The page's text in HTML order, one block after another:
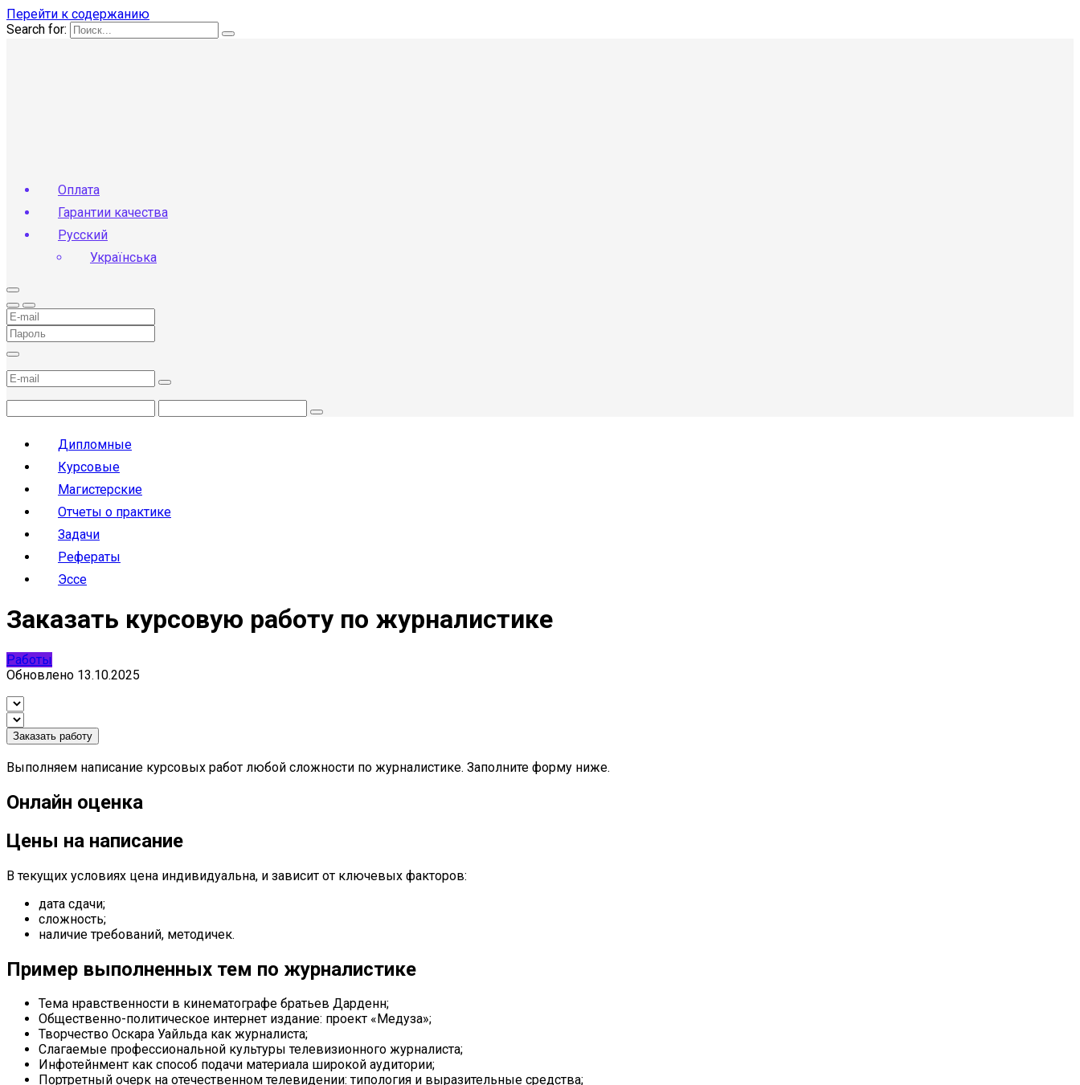
Перейти к содержанию
Search for:
Оплата
Гарантии качества
Русский
Українська
Дипломные
Курсовые
Магистерские
Отчеты о практике
Задачи
Рефераты
Эссе
Заказать курсовую работу по журналистике
Работы
Обновлено 13.10.2025
Заказать работу
Выполняем написание курсовых работ любой сложности по журналистике. Заполните форму ниже.
Онлайн оценка
Цены на написание
В текущих условиях цена индивидуальна, и зависит от ключевых факторов:
дата сдачи;
сложность;
наличие требований, методичек.
Пример выполненных тем по журналистике
Тема нравственности в кинематографе братьев Дарденн;
Общественно-политическое интернет издание: проект «Медуза»;
Творчество Оскара Уайльда как журналиста;
Слагаемые профессиональной культуры телевизионного журналиста;
Инфотейнмент как способ подачи материала широкой аудитории;
Портретный очерк на отечественном телевидении: типология и выразительные средства;